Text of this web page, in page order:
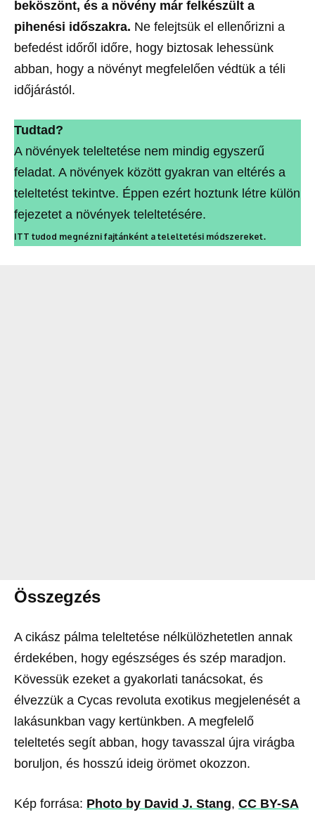
beköszönt, és a növény már felkészült a
pihenési időszakra. Ne felejtsük el ellenőrizni a
befedést időről időre, hogy biztosak lehessünk
abban, hogy a növényt megfelelően védtük a téli
időjárástól.
Tudtad?
A növények teleltetése nem mindig egyszerű
feladat. A növények között gyakran van eltérés a
teleltetést tekintve. Éppen ezért hoztunk létre külön
fejezetet a növények teleltetésére.
ITT tudod megnézni fajtánként a teleltetési módszereket.
Összegzés
A cikász pálma teleltetése nélkülözhetetlen annak
érdekében, hogy egészséges és szép maradjon.
Kövessük ezeket a gyakorlati tanácsokat, és
élvezzük a Cycas revoluta exotikus megjelenését a
lakásunkban vagy kertünkben. A megfelelő
teleltetés segít abban, hogy tavasszal újra virágba
boruljon, és hosszú ideig örömet okozzon.
Kép forrása: Photo by David J. Stang, CC BY-SA